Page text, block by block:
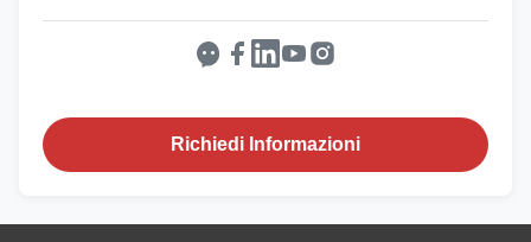
Richiedi Informazioni